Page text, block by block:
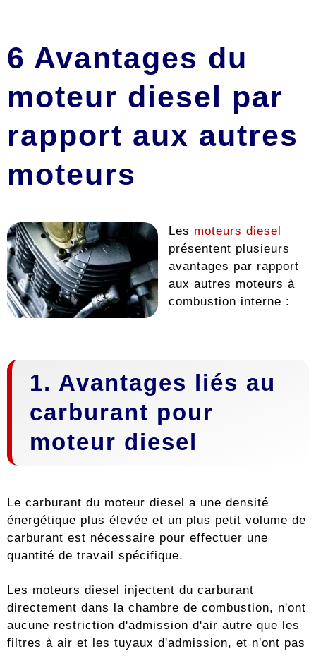
6 Avantages du
moteur diesel par
rapport aux autres
moteurs
Les moteurs diesel
présentent plusieurs
avantages par rapport
aux autres moteurs à
combustion interne :
1. Avantages liés au
carburant pour
moteur diesel
Le carburant du moteur diesel a une densité
énergétique plus élevée et un plus petit volume de
carburant est nécessaire pour effectuer une
quantité de travail spécifique.
Les moteurs diesel injectent du carburant
directement dans la chambre de combustion, n'ont
aucune restriction d'admission d'air autre que les
filtres à air et les tuyaux d'admission, et n'ont pas